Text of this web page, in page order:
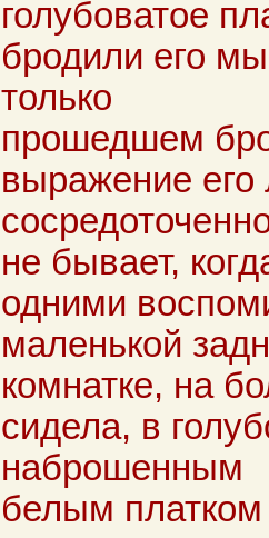
голубоватое
бродили его
только
прошедшем
выражение
не бывает,
одними
маленькой
комнатке, на
сидела, в
наброшенным
белым